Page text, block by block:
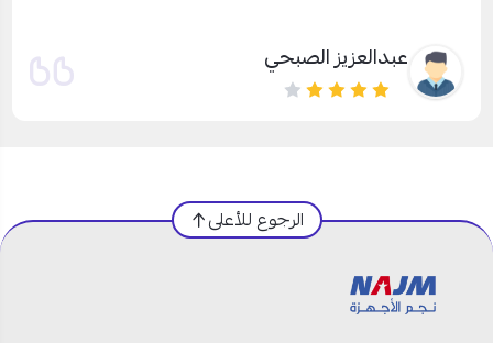
عبدالعزيز الصبحي
الرجوع للأعلى